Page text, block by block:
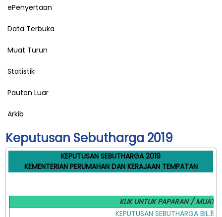
ePenyertaan
Data Terbuka
Muat Turun
Statistik
Pautan Luar
Arkib
Keputusan Sebutharga 2019
KEPUTUSAN SEBUTHARGA 2019
KEMENTERIAN PERUMAHAN DAN KERAJAAN TEMPATAN
KLIK UNTUK PAPARAN / MUAT
KEPUTUSAN SEBUTHARGA BIL.15